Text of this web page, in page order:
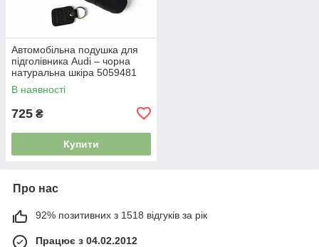
Автомобільна подушка для
підголівника Audi – чорна
натуральна шкіра 5059481
В наявності
725 ₴
Купити
Про нас
92% позитивних з 1518 відгуків за рік
Працює з 04.02.2012